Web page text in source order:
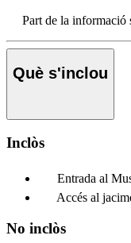
Part de la informació
Què s'inclou
Inclòs
Entrada al
Accés al
No inclòs